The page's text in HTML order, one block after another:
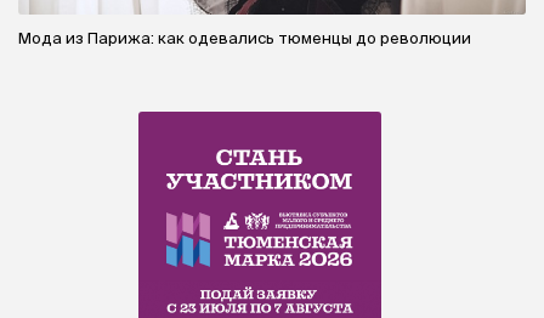
Мода из Парижа: как одевались тюменцы до революции